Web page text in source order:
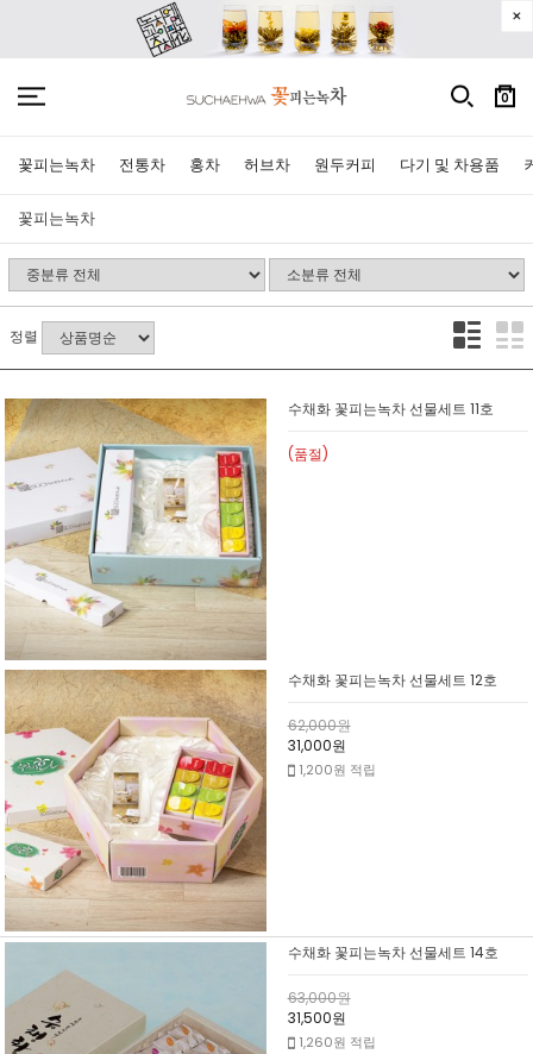
0
꽃피는녹차 전통차 홍차 허브차 원두커피 다기 및 차용품
꽃피는녹차
정렬
수채화 꽃피는녹차 선물세트 11호
(품절)
수채화 꽃피는녹차 선물세트 12호
62,000원
31,000원
1,200원 적립
수채화 꽃피는녹차 선물세트 14호
63,000원
31,500원
1,260원 적립